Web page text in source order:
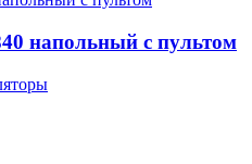
напольный с пультом